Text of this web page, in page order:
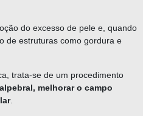
do excesso de pele e, quando
de estruturas como gordura e
trata-se de um procedimento
melhorar o campo
.